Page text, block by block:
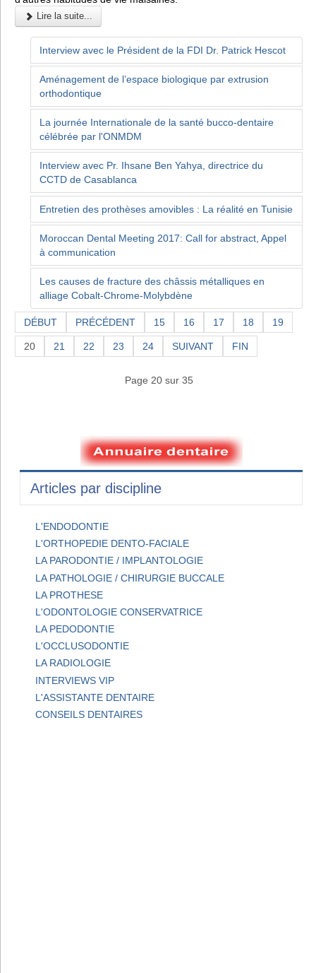
Lire la suite...
Interview avec le Président de la FDI Dr. Patrick Hescot
Aménagement de l’espace biologique par extrusion
orthodontique
La journée Internationale de la santé bucco-dentaire
célébrée par l'ONMDM
Interview avec Pr. Ihsane Ben Yahya, directrice du
CCTD de Casablanca
Entretien des prothèses amovibles : La réalité en Tunisie
Moroccan Dental Meeting 2017: Call for abstract, Appel
à communication
Les causes de fracture des châssis métalliques en
alliage Cobalt-Chrome-Molybdène
DÉBUT PRÉCÉDENT 15 16 17 18 19
20 21 22 23 24 SUIVANT FIN
Page 20 sur 35
Articles par discipline
L'ENDODONTIE
L'ORTHOPEDIE DENTO-FACIALE
LA PARODONTIE / IMPLANTOLOGIE
LA PATHOLOGIE / CHIRURGIE BUCCALE
LA PROTHESE
L'ODONTOLOGIE CONSERVATRICE
LA PEDODONTIE
L'OCCLUSODONTIE
LA RADIOLOGIE
INTERVIEWS VIP
L'ASSISTANTE DENTAIRE
CONSEILS DENTAIRES